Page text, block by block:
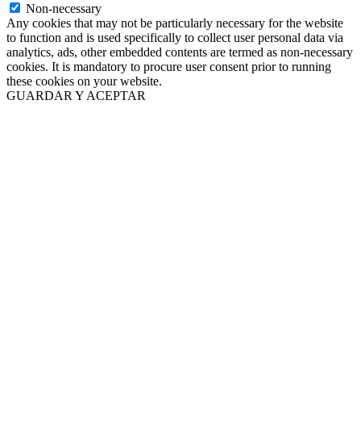
Non-necessary
Any cookies that may not be particularly necessary for the website
to function and is used specifically to collect user personal data via
analytics, ads, other embedded contents are termed as non-necessary
cookies. It is mandatory to procure user consent prior to running
these cookies on your website.
GUARDAR Y ACEPTAR